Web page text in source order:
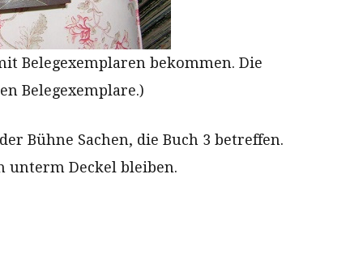
Belegexemplaren bekommen. Die
Belegexemplare.)
Bühne Sachen, die Buch 3 betreffen.
unterm Deckel bleiben.